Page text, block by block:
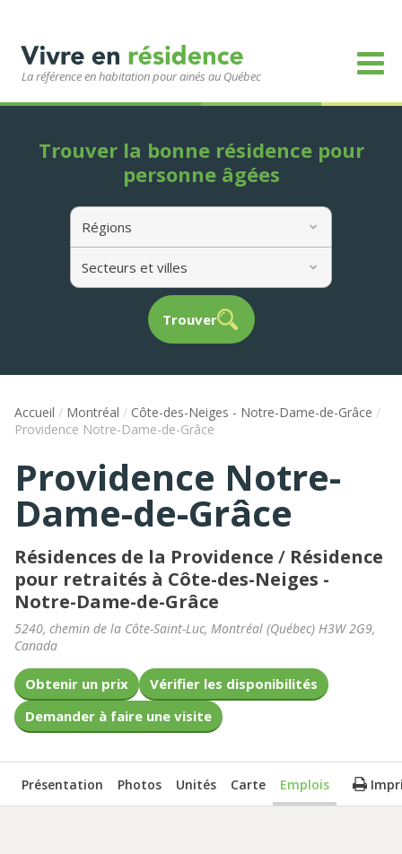
La référence en habitation pour ainés au Québec
Régions
Secteurs et villes
Trouver
Trouver la bonne résidence pour
personne âgées
Accueil / Montréal / Côte-des-Neiges - Notre-Dame-de-Grâce /
Providence Notre-Dame-de-Grâce
Providence Notre-
Dame-de-Grâce
Résidences de la Providence / Résidence
pour retraités à Côte-des-Neiges -
Notre-Dame-de-Grâce
5240, chemin de la Côte-Saint-Luc, Montréal (Québec) H3W 2G9,
Canada
Obtenir un prix
Vérifier les disponibilités
Demander à faire une visite
Présentation Photos Unités Carte Emplois